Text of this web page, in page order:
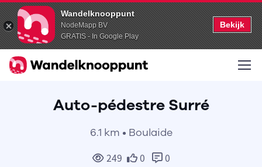
Wandelknooppunt
NodeMapp BV
GRATIS - In Google Play
Bekijk
Auto-pédestre Surré
6.1 km • Boulaide
249 0 0